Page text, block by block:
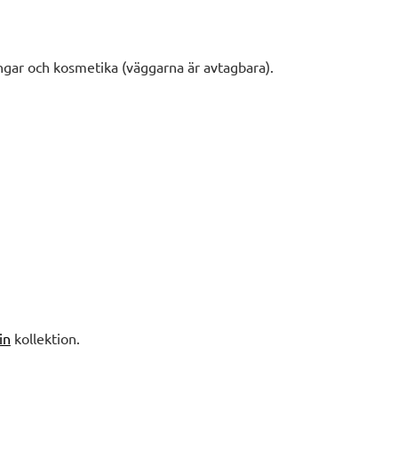
och kosmetika (väggarna är avtagbara).
kollektion.